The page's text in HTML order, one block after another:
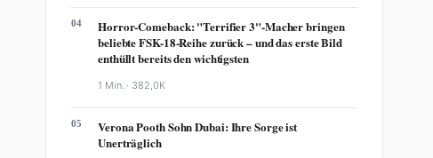
04
Horror-Comeback: "Terrifier 3"-Macher bringen
beliebte FSK-18-Reihe zurück – und das erste Bild
enthüllt bereits den wichtigsten
1 Min. · 382,0K
05
Verona Pooth Sohn Dubai: Ihre Sorge ist
Unerträglich